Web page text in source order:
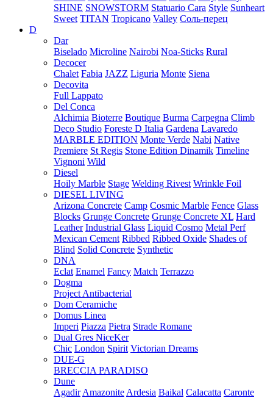
SHINE SNOWSTORM Statuario Cara Style Sunheart
Sweet TITAN Tropicano Valley Соль-перец
D
Dar
Biselado Microline Nairobi Noa-Sticks Rural
Decocer
Chalet Fabia JAZZ Liguria Monte Siena
Decovita
Full Lappato
Del Conca
Alchimia Bioterre Boutique Burma Carpegna Climb
Deco Studio Foreste D Italia Gardena Lavaredo
MARBLE EDITION Monte Verde Nabi Native
Premiere St Regis Stone Edition Dinamik Timeline
Vignoni Wild
Diesel
Hoily Marble Stage Welding Rivest Wrinkle Foil
DIESEL LIVING
Arizona Concrete Camp Cosmic Marble Fence Glass
Blocks Grunge Concrete Grunge Concrete XL Hard
Leather Industrial Glass Liquid Cosmo Metal Perf
Mexican Cement Ribbed Ribbed Oxide Shades of
Blind Solid Concrete Synthetic
DNA
Eclat Enamel Fancy Match Terrazzo
Dogma
Project Antibacterial
Dom Ceramiche
Domus Linea
Imperi Piazza Pietra Strade Romane
Dual Gres NiceKer
Chic London Spirit Victorian Dreams
DUE-G
BRECCIA PARADISO
Dune
Agadir Amazonite Ardesia Baikal Calacatta Caronte